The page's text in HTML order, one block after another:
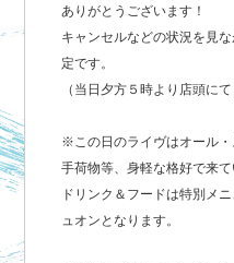
ありがとうございます！
キャンセルなどの状況を見
定です。
（当日夕方５時より店頭にて
※この日のライヴはオール・
手荷物等、身軽な格好で来
ドリンク＆フードは特別メ
ュオンとなります。